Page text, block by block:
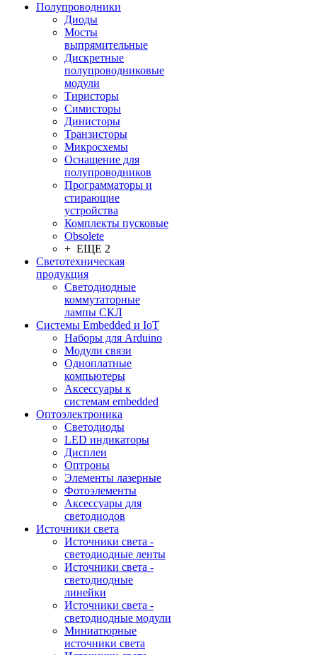
Полупроводники
Диоды
Мосты
выпрямительные
Дискретные
полупроводниковые
модули
Тиристоры
Симисторы
Динисторы
Транзисторы
Микросхемы
Оснащение для
полупроводников
Программаторы и
стирающие
устройства
Комплекты пусковые
Obsolete
+ ЕЩЕ 2
Светотехническая
продукция
Светодиодные
коммутаторные
лампы СКЛ
Системы Embedded и IoT
Наборы для Arduino
Модули связи
Одноплатные
компьютеры
Аксессуары к
системам embedded
Oптоэлектроника
Светодиоды
LED индикаторы
Дисплеи
Оптроны
Элементы лазерные
Фотоэлементы
Аксессуары для
светодиодов
Источники света
Источники света -
светодиодные ленты
Источники света -
светодиодные
линейки
Источники света -
светодиодные модули
Миниатюрные
источники света